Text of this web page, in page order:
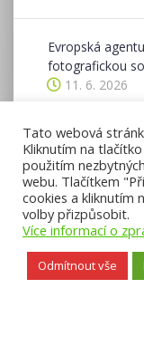
Evropská
fotografickou
11. 6. 2026
Ohlédnutí se
ISPOP v roce
8. 6. 2026
Tato webová
Kliknutím na
použitím
webu. Tlačítkem
cookies a kliknutím
volby přizpůsobit.
Více informací o
Odmítnout vše